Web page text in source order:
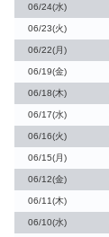
06/24(水)
06/23(火)
06/22(月)
06/19(金)
06/18(木)
06/17(水)
06/16(火)
06/15(月)
06/12(金)
06/11(木)
06/10(水)